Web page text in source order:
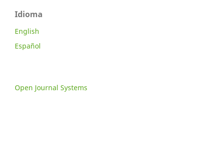
Idioma
English
Español
Open Journal Systems